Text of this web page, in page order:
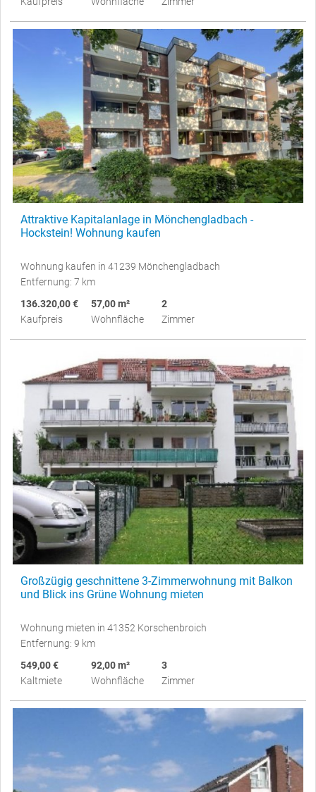
Attraktive Kapitalanlage in Mönchengladbach -
Hockstein! Wohnung kaufen
Wohnung kaufen in 41239 Mönchengladbach
Entfernung: 7 km
136.320,00 €
Kaufpreis
57,00 m²
Wohnfläche
2
Zimmer
Großzügig geschnittene 3-Zimmerwohnung mit Balkon
und Blick ins Grüne Wohnung mieten
Wohnung mieten in 41352 Korschenbroich
Entfernung: 9 km
549,00 €
Kaltmiete
92,00 m²
Wohnfläche
3
Zimmer